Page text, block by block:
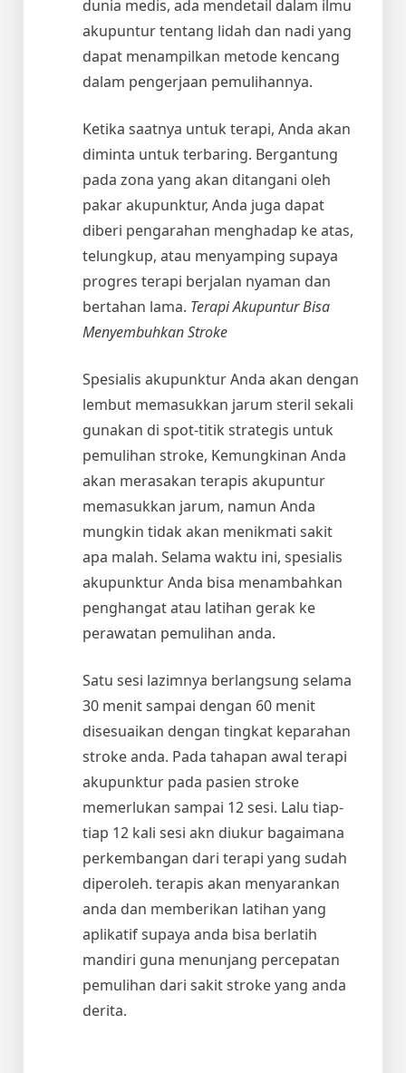
dunia medis, ada mendetail dalam ilmu
akupuntur tentang lidah dan nadi yang
dapat menampilkan metode kencang
dalam pengerjaan pemulihannya.
Ketika saatnya untuk terapi, Anda akan
diminta untuk terbaring. Bergantung
pada zona yang akan ditangani oleh
pakar akupunktur, Anda juga dapat
diberi pengarahan menghadap ke atas,
telungkup, atau menyamping supaya
progres terapi berjalan nyaman dan
bertahan lama. Terapi Akupuntur Bisa
Menyembuhkan Stroke
Spesialis akupunktur Anda akan dengan
lembut memasukkan jarum steril sekali
gunakan di spot-titik strategis untuk
pemulihan stroke, Kemungkinan Anda
akan merasakan terapis akupuntur
memasukkan jarum, namun Anda
mungkin tidak akan menikmati sakit
apa malah. Selama waktu ini, spesialis
akupunktur Anda bisa menambahkan
penghangat atau latihan gerak ke
perawatan pemulihan anda.
Satu sesi lazimnya berlangsung selama
30 menit sampai dengan 60 menit
disesuaikan dengan tingkat keparahan
stroke anda. Pada tahapan awal terapi
akupunktur pada pasien stroke
memerlukan sampai 12 sesi. Lalu tiap-
tiap 12 kali sesi akn diukur bagaimana
perkembangan dari terapi yang sudah
diperoleh. terapis akan menyarankan
anda dan memberikan latihan yang
aplikatif supaya anda bisa berlatih
mandiri guna menunjang percepatan
pemulihan dari sakit stroke yang anda
derita.